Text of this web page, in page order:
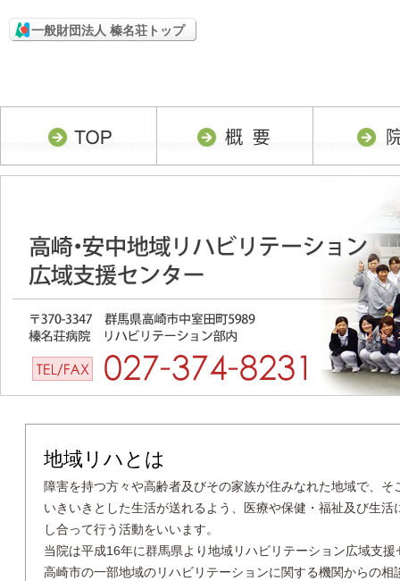
一般財団法人 榛名荘トップ
地域リハとは
障害を持つ方々や高齢者及びその家族が住みなれた地域で、
いきいきとした生活が送れるよう、医療や保健・福祉及び生
し合って行う活動をいいます。
当院は平成16年に群馬県より地域リハビリテーション広域支
高崎市の一部地域のリハビリテーションに関する機関からの